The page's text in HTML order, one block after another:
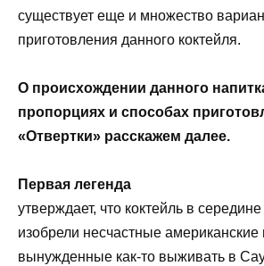
существует еще и множество
приготовления данного коктейля.
О происхождении данного
пропорциях и способах
«Отвертки» расскажем далее.
Первая легенда
утверждает, что коктейль в
изобрели несчастные американские
вынужденные как-то выживать в